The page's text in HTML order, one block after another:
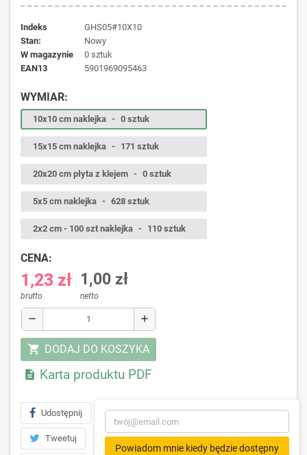
Indeks
GHS05#10X10
Stan:
Nowy
W magazynie
0 sztuk
EAN13
5901969095463
WYMIAR:
10x10 cm naklejka - 0 sztuk
15x15 cm naklejka - 171 sztuk
20x20 cm płyta z klejem - 0 sztuk
5x5 cm naklejka - 628 sztuk
2x2 cm - 100 szt naklejka - 110 sztuk
CENA:
1,23 zł
brutto
1,00 zł
netto
remove add
shopping_cart DODAJ DO KOSZYKA
 Karta produktu PDF
Udostępnij
Tweetuj
Powiadom mnie kiedy będzie dostępny